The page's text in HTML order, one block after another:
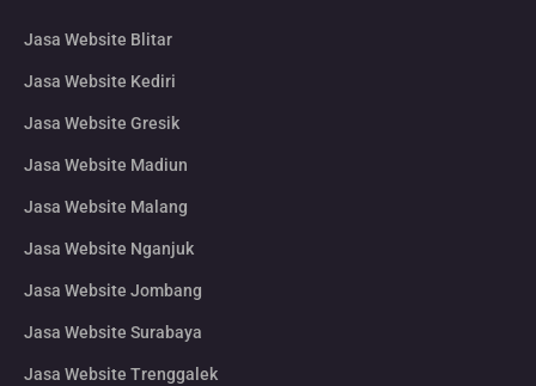
Jasa Website Blitar
Jasa Website Kediri
Jasa Website Gresik
Jasa Website Madiun
Jasa Website Malang
Jasa Website Nganjuk
Jasa Website Jombang
Jasa Website Surabaya
Jasa Website Trenggalek